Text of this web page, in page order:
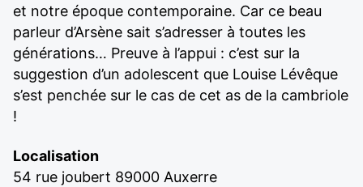
et notre époque contemporaine. Car ce beau
parleur d’Arsène sait s’adresser à toutes les
générations… Preuve à l’appui : c’est sur la
suggestion d’un adolescent que Louise Lévêque
s’est penchée sur le cas de cet as de la cambriole
!
Localisation
54 rue joubert 89000 Auxerre